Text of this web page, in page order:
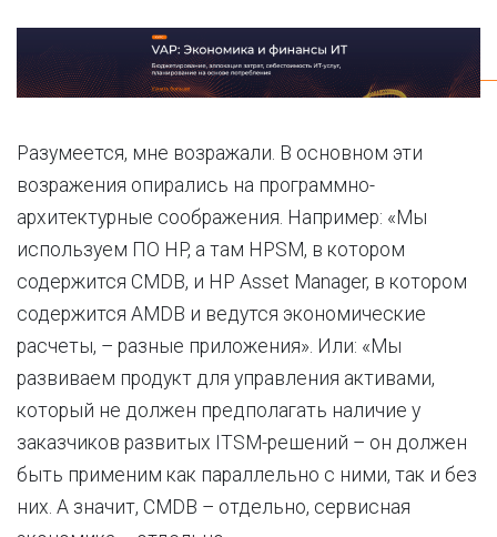
Разумеется, мне возражали. В основном эти
возражения опирались на программно-
архитектурные соображения. Например: «Мы
используем ПО HP, а там HPSM, в котором
содержится CMDB, и HP Asset Manager, в котором
содержится AMDB и ведутся экономические
расчеты, – разные приложения». Или: «Мы
развиваем продукт для управления активами,
который не должен предполагать наличие у
заказчиков развитых ITSM-решений – он должен
быть применим как параллельно с ними, так и без
них. А значит, CMDB – отдельно, сервисная